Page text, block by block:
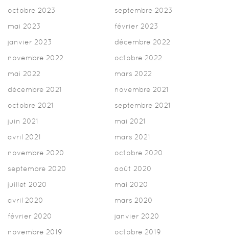
octobre 2023
septembre 2023
mai 2023
février 2023
janvier 2023
décembre 2022
novembre 2022
octobre 2022
mai 2022
mars 2022
décembre 2021
novembre 2021
octobre 2021
septembre 2021
juin 2021
mai 2021
avril 2021
mars 2021
novembre 2020
octobre 2020
septembre 2020
août 2020
juillet 2020
mai 2020
avril 2020
mars 2020
février 2020
janvier 2020
novembre 2019
octobre 2019